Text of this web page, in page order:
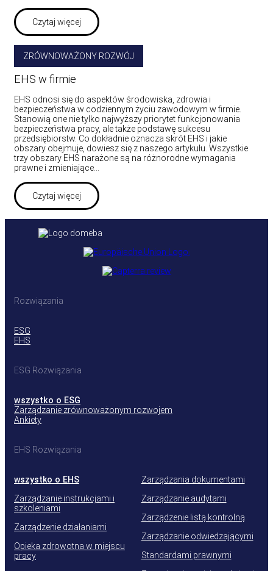
Czytaj więcej
ZRÓWNOWAŻONY ROZWÓJ
EHS w firmie
EHS odnosi się do aspektów środowiska, zdrowia i
bezpieczeństwa w codziennym życiu zawodowym w firmie.
Stanowią one nie tylko najwyższy priorytet funkcjonowania
bezpieczeństwa pracy, ale także podstawę sukcesu
przedsiębiorstw. Co dokładnie oznacza skrót EHS i jakie
obszary obejmuje, dowiesz się z naszego artykułu. Wszystkie
trzy obszary EHS narażone są na różnorodne wymagania
prawne i zmieniające…
Czytaj więcej
Rozwiązania
ESG
EHS
ESG Rozwiązania
wszystko o ESG
Zarządzanie zrównoważonym rozwojem
Ankiety
EHS Rozwiązania
wszystko o EHS
Zarządzanie instrukcjami i
szkoleniami
Zarządzenie działaniami
Opieka zdrowotna w miejscu
pracy
Zarządzania dokumentami
Zarządzanie audytami
Zarządzenie listą kontrolną
Zarządzanie odwiedzającymi
Standardami prawnymi